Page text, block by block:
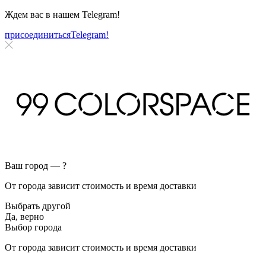
Ждем вас в нашем Telegram!
присоединитьсяTelegram!
Ваш город — ?
От города зависит стоимость и время доставки
Выбрать другой
Да, верно
Выбор города
От города зависит стоимость и время доставки